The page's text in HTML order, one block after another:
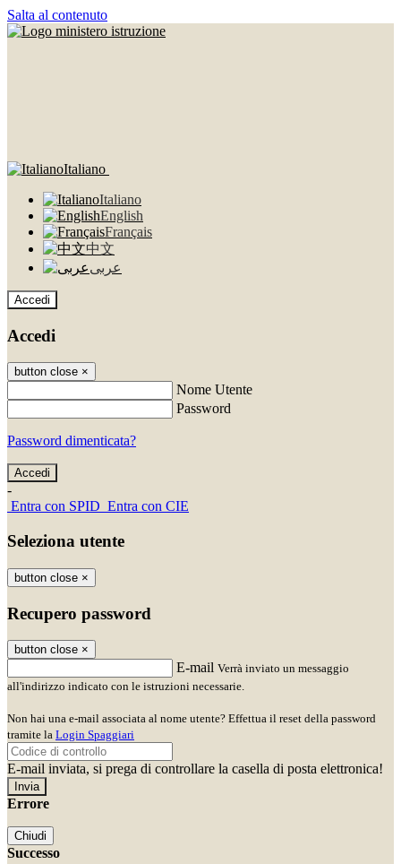
Salta al contenuto
Italiano
Italiano
English
Français
中文
عربى
Accedi
Accedi
button close ×
Nome Utente
Password
Password dimenticata?
-
Entra con SPID Entra con CIE
Seleziona utente
button close ×
Recupero password
button close ×
E-mail Verrà inviato un messaggio
all'indirizzo indicato con le istruzioni necessarie.
Non hai una e-mail associata al nome utente? Effettua il reset della password
tramite la Login Spaggiari
E-mail inviata, si prega di controllare la casella di posta elettronica!
Errore
Chiudi
Successo